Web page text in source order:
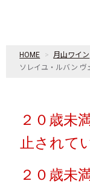
HOME 月山ワイン
ソレイユ・ルバン
２０歳未
止されて
２０歳未